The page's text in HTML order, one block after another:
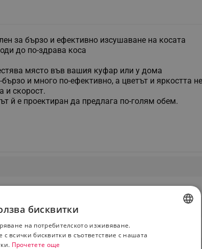
за бързо и ефективно изсушаване на косата
до по-здрава коса
място във вашия куфар или у дома
и много по-ефективно, а цветът и яркостта
и скорост.
й е проектиран да предлага по-голям обем.
бисквитки
на потребителското изживяване.
всички бисквитки в съответствие с нашата
Прочетете още